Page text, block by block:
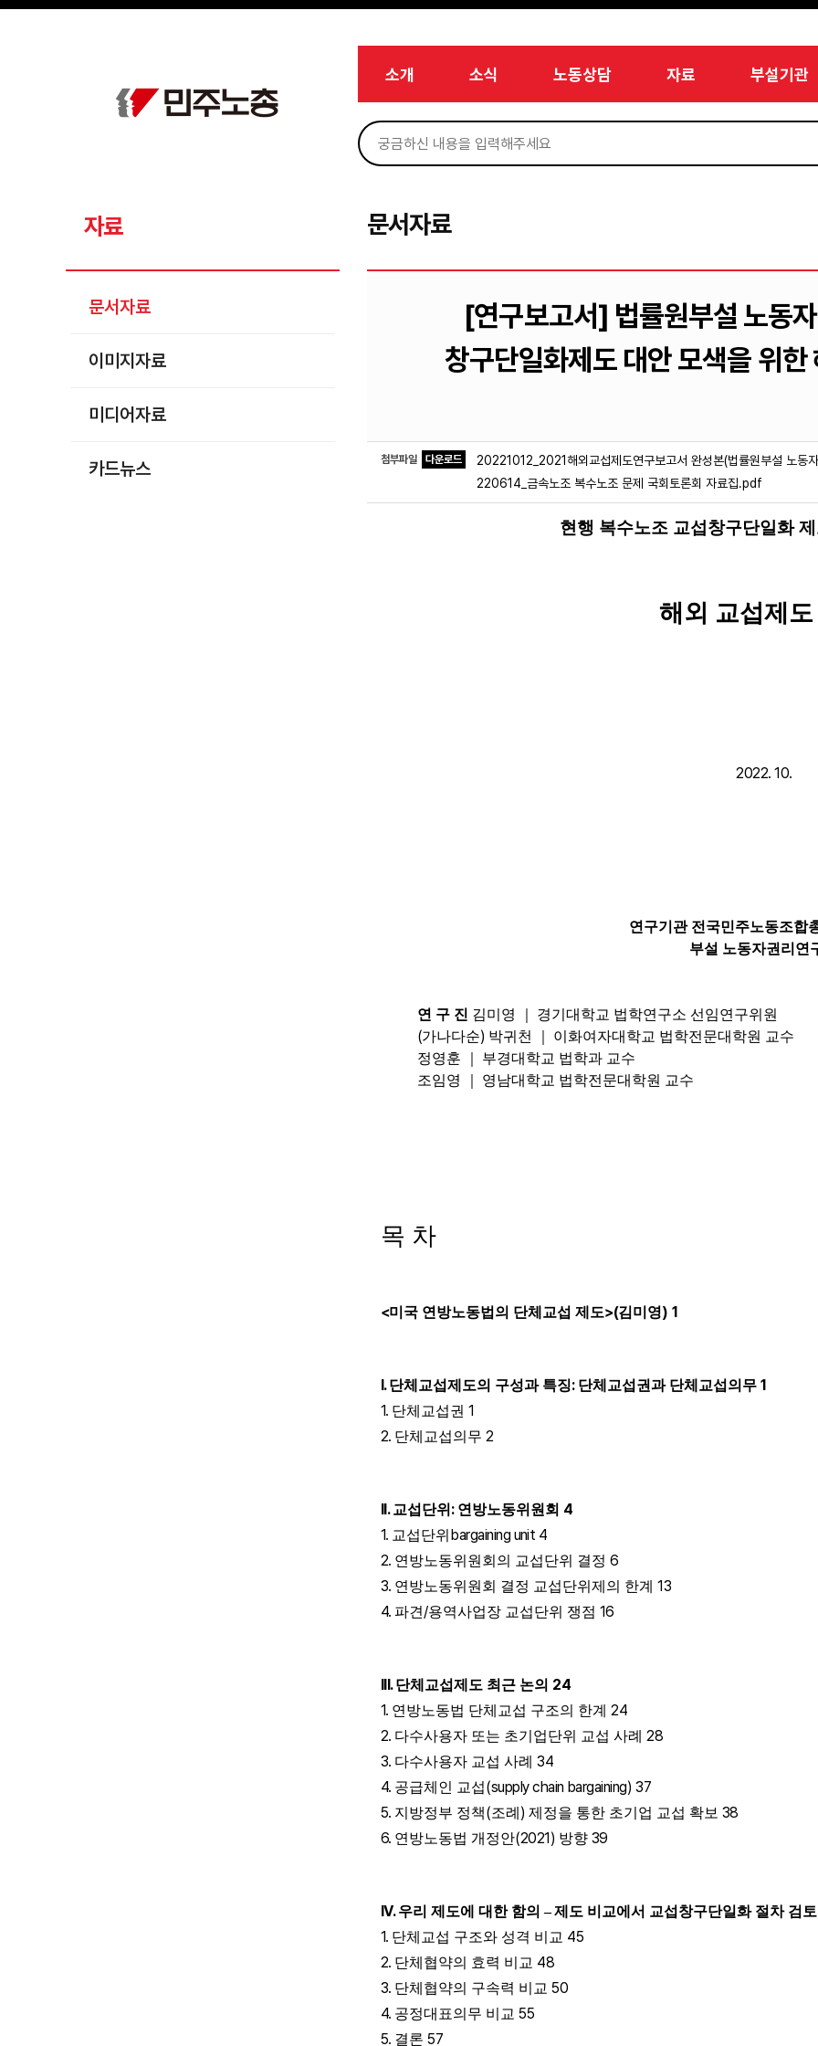
메뉴 건너뛰기
소개 소식 노동상담 자료 부설기관
자료
문서자료
이미지자료
미디어자료
카드뉴스
문서자료
[연구보고서] 법률원부설 노동
창구단일화제도 대안 모색을 위
첨부파일 다운로드
20221012_2021해외교섭제도연구보고서 완성본(법률원부설 노동
220614_금속노조 복수노조 문제 국회토론회 자료집.pdf
현행 복수노조 교섭창구단일화
해외 교섭제
2022. 10.
연구기관 전국민주노동조합
부설 노동자권리연
연 구 진 김미영 경기대학교 법학연구소 선임연구위원
(가나다순) 박귀천
이화여자대학교 법학전문대학원 교수
정영훈
부경대학교 법학과 교수
조임영
영남대학교 법학전문대학원 교수
목 차
<미국 연방노동법의 단체교섭 제도>(김미영) 1
I.단체교섭제도의 구성과 특징: 단체교섭권과 단체교섭의무 1
1. 단체교섭권 1
2. 단체교섭의무2
II. 교섭단위 : 연방노동위원회 4
1. 교섭단위 bargaining unit 4
2. 연방노동위원회의 교섭단위 결정6
3. 연방노동위원회 결정 교섭단위제의 한계 13
4. 파견 /용역사업장 교섭단위 쟁점 16
III.단체교섭제도 최근 논의 24
1. 연방노동법 단체교섭 구조의 한계24
2. 다수사용자 또는 초기업단위 교섭 사례28
3. 다수사용자 교섭 사례34
4. 공급체인 교섭(supply chain bargaining) 37
5. 지방정부 정책(조례 ) 제정을 통한 초기업 교섭 확보 38
6. 연방노동법 개정안(2021) 방향 39
IV.우리 제도에 대한 함의–제도 비교에서 교섭창구단일화 절차 검
1. 단체교섭 구조와 성격 비교 45
2. 단체협약의 효력 비교 48
3. 단체협약의 구속력 비교 50
4. 공정대표의무 비교 55
5. 결론 57
Sketchbook5, 스케치북5
Sketchbook5, 스케치북5